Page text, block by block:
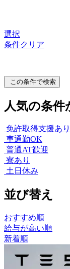
選択
条件クリア
この条件で検索
人気の条件
免許取得支援あり
車通勤OK
普通AT歓迎
寮あり
土日休み
並び替え
おすすめ順
給与が高い順
新着順